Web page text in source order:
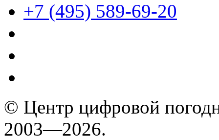
+7 (495) 589-69-20
© Центр цифровой
2003—2026.